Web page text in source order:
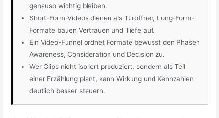
genauso wichtig bleiben.
Short-Form-Videos dienen als Türöffner, Long-Form-
Formate bauen Vertrauen und Tiefe auf.
Ein Video-Funnel ordnet Formate bewusst den Phasen
Awareness, Consideration und Decision zu.
Wer Clips nicht isoliert produziert, sondern als Teil
einer Erzählung plant, kann Wirkung und Kennzahlen
deutlich besser steuern.